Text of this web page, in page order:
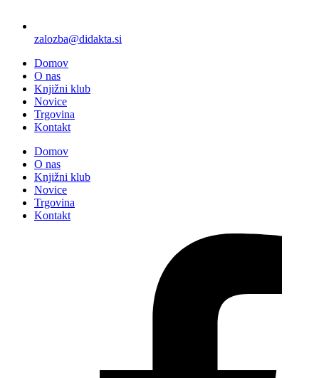
zalozba@didakta.si
Domov
O nas
Knjižni klub
Novice
Trgovina
Kontakt
Domov
O nas
Knjižni klub
Novice
Trgovina
Kontakt